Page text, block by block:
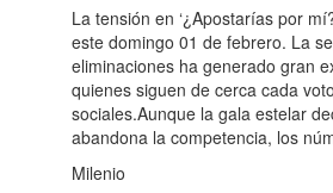
La tensión en ‘¿Apostarías por
este domingo 01 de febrero. La
eliminaciones ha generado gran
quienes siguen de cerca cada
sociales.Aunque la gala estelar
abandona la competencia, los
Milenio